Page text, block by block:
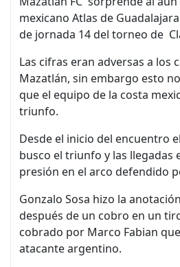
mexicano Atlas de
de jornada 14 del torneo de
Las cifras eran adversas a los
Mazatlán, sin embargo esto
que el equipo de la costa
triunfo.
Desde el inicio del encuentro
busco el triunfo y las llegadas
presión en el arco defendido
Gonzalo Sosa hizo la
después de un cobro en un
cobrado por Marco Fabian
atacante argentino.